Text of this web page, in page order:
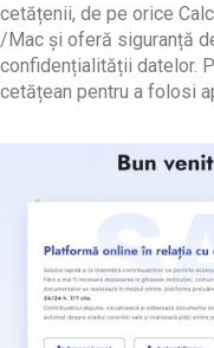
cetățenii, de pe orice
/Mac și oferă siguranță
confidențialității datelor.
cetățean pentru a folosi